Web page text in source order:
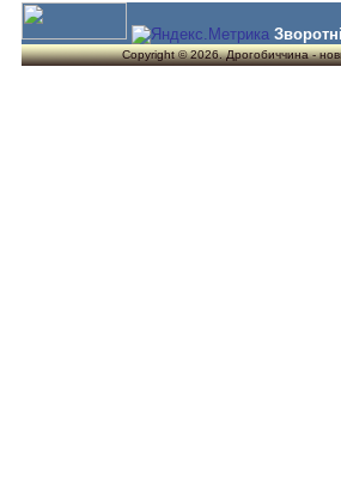
Copyright © 2026. Дрогобиччина -